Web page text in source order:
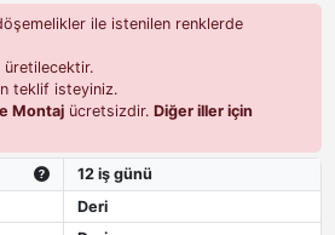
ile istenilen renklerde
üretilecektir.
teklif isteyiniz.
Montajücretsizdir. Diğer iller için
12 iş günü
Deri